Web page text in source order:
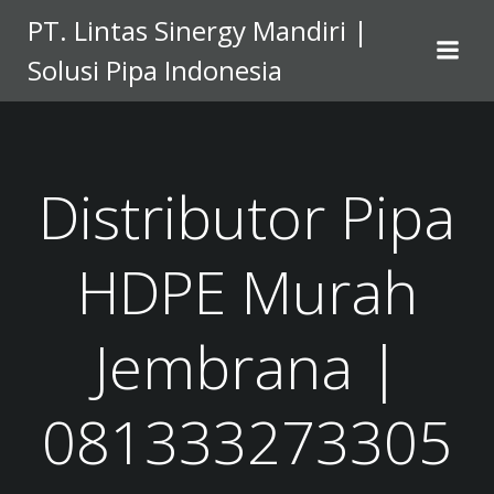
to
content
PT. Lintas Sinergy Mandiri |
Solusi Pipa Indonesia
Distributor Pipa
HDPE Murah
Jembrana |
081333273305